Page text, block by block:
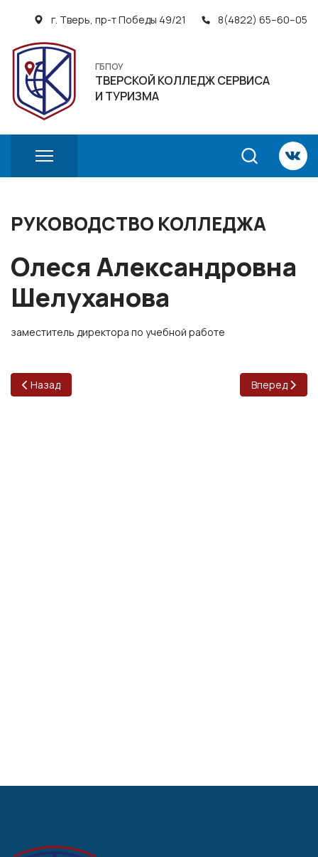
ГБПОУ
ТВЕРСКОЙ КОЛЛЕДЖ СЕРВИСА
И ТУРИЗМА
г. Тверь, пр-т Победы 49/21 8(4822) 65–60–05
РУКОВОДСТВО КОЛЛЕДЖА
Олеся Александровна
Шелуханова
заместитель директора по учебной работе
Предыдущий: Татьяна Валерьевна Архипова
Назад Следующий:
Вперед